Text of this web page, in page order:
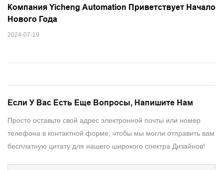
Компания Yicheng Automation Приветствует Начало
Нового Года
2024-07-19
Если У Вас Есть Еще Вопросы, Напишите Нам
Просто оставьте свой адрес электронной почты или номер
телефона в контактной форме, чтобы мы могли отправить вам
бесплатную цитату для нашего широкого спектра Дизайнов!